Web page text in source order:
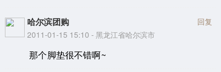
哈尔滨团购
2011-01-15 15:10 - 黑龙江省哈尔滨市
回复
那个脚垫很不错啊~